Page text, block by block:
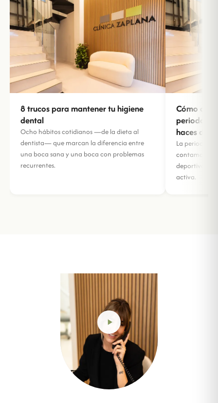
8 trucos para mantener tu higiene
dental
Ocho hábitos cotidianos —de la dieta al
dentista— que marcan la diferencia entre
una boca sana y una boca con problemas
recurrentes.
Cómo
haces
La
contamos su
deportivo y
activa.